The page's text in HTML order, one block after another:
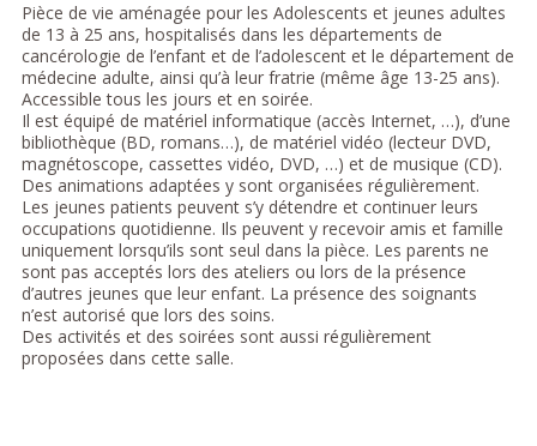
Pièce de vie aménagée pour les Adolescents et jeunes adultes
de 13 à 25 ans, hospitalisés dans les départements de
cancérologie de l’enfant et de l’adolescent et le département de
médecine adulte, ainsi qu’à leur fratrie (même âge 13-25 ans).
Accessible tous les jours et en soirée.
Il est équipé de matériel informatique (accès Internet, …), d’une
bibliothèque (BD, romans…), de matériel vidéo (lecteur DVD,
magnétoscope, cassettes vidéo, DVD, …) et de musique (CD).
Des animations adaptées y sont organisées régulièrement.
Les jeunes patients peuvent s’y détendre et continuer leurs
occupations quotidienne. Ils peuvent y recevoir amis et famille
uniquement lorsqu’ils sont seul dans la pièce. Les parents ne
sont pas acceptés lors des ateliers ou lors de la présence
d’autres jeunes que leur enfant. La présence des soignants
n’est autorisé que lors des soins.
Des activités et des soirées sont aussi régulièrement
proposées dans cette salle.